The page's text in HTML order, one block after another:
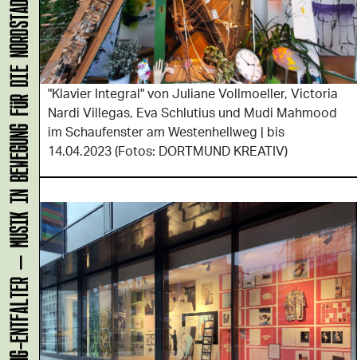
"Klavier Integral" von Juliane Vollmoeller, Victoria
Nardi Villegas, Eva Schlutius und Mudi Mahmood
im Schaufenster am Westenhellweg | bis
14.04.2023 (Fotos: DORTMUND KREATIV)
KLANG-ENTFALTER – MUSIK IN BEWEGUNG FÜR DIE NORDSTADT